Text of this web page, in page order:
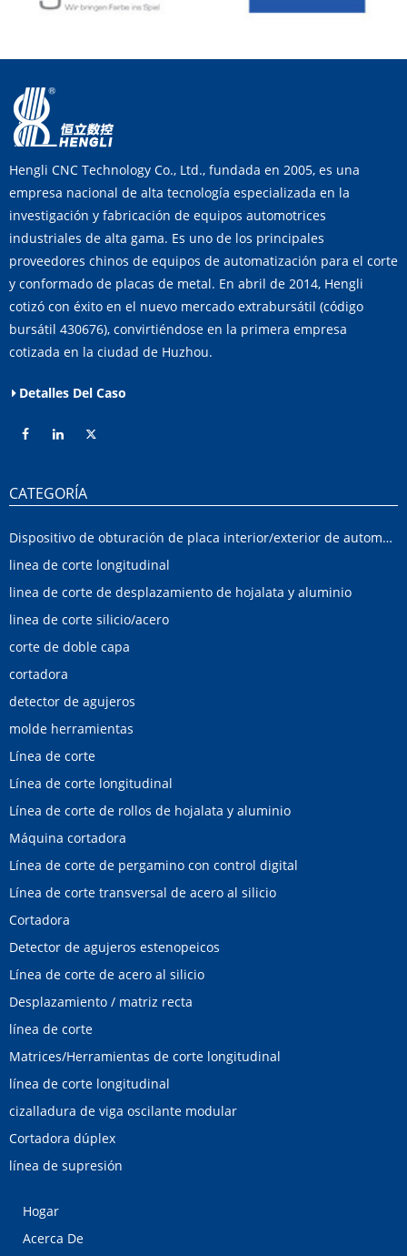
Hengli CNC Technology Co., Ltd., fundada en 2005, es una
empresa nacional de alta tecnología especializada en la
investigación y fabricación de equipos automotrices
industriales de alta gama. Es uno de los principales
proveedores chinos de equipos de automatización para el corte
y conformado de placas de metal. En abril de 2014, Hengli
cotizó con éxito en el nuevo mercado extrabursátil (código
bursátil 430676), convirtiéndose en la primera empresa
cotizada en la ciudad de Huzhou.
Detalles Del Caso
CATEGORÍA
Dispositivo de obturación de placa interior/exterior de automóvil
linea de corte longitudinal
linea de corte de desplazamiento de hojalata y aluminio
linea de corte silicio/acero
corte de doble capa
cortadora
detector de agujeros
molde herramientas
Línea de corte
Línea de corte longitudinal
Línea de corte de rollos de hojalata y aluminio
Máquina cortadora
Línea de corte de pergamino con control digital
Línea de corte transversal de acero al silicio
Cortadora
Detector de agujeros estenopeicos
Línea de corte de acero al silicio
Desplazamiento / matriz recta
línea de corte
Matrices/Herramientas de corte longitudinal
línea de corte longitudinal
cizalladura de viga oscilante modular
Cortadora dúplex
línea de supresión
Hogar
Acerca De